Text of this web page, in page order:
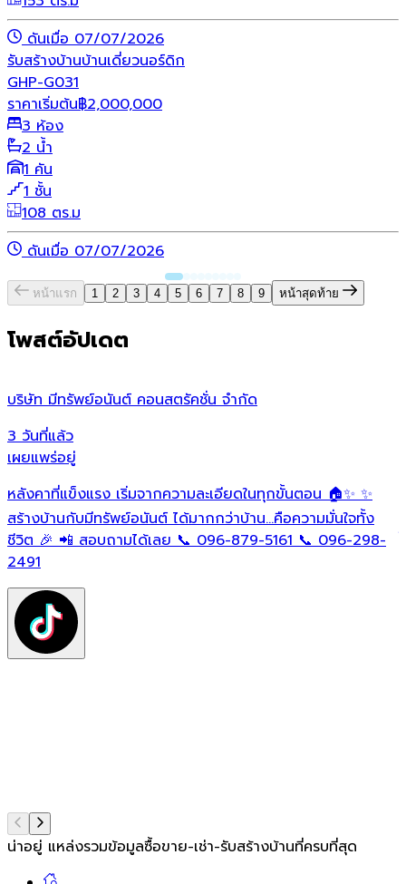
ดันเมื่อ 07/07/2026
รับสร้างบ้านบ้านเดี่ยวนอร์ดิก
GHP-G031
ราคาเริ่มต้น฿2,000,000
3 ห้อง
2 น้ำ
1 คัน
1 ชั้น
108 ตร.ม
ดันเมื่อ 07/07/2026
หน้าแรก 1 2 3 4 5 6 7 8 9 หน้าสุดท้าย
โพสต์อัปเดต
บริษัท มีทรัพย์อนันต์ คอนสตรัคชั่น จํากัด
3 วันที่แล้ว
เผยแพร่อยู่
หลังคาที่แข็งแรง เริ่มจากความละเอียดในทุกขั้นตอน 🏠✨ ✨
สร้างบ้านกับมีทรัพย์อนันต์ ได้มากกว่าบ้าน…คือความมั่นใจทั้ง
ชีวิต 🎉 📲 สอบถามได้เลย 📞 096-879-5161 📞 096-298-
2491
น่าอยู่ แหล่งรวมข้อมูลซื้อขาย-เช่า-รับสร้างบ้านที่ครบที่สุด